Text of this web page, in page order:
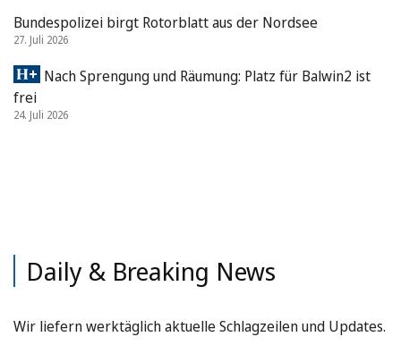
Bundespolizei birgt Rotorblatt aus der Nordsee
27. Juli 2026
Nach Sprengung und Räumung: Platz für Balwin2 ist
frei
24. Juli 2026
Daily & Breaking News
Wir liefern werktäglich aktuelle Schlagzeilen und Updates.